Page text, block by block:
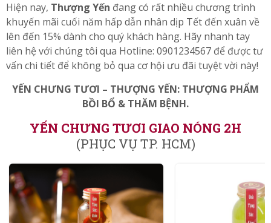
Hiện nay, Thượng Yến đang có rất nhiều chương trình
khuyến mãi cuối năm hấp dẫn nhân dịp Tết đến xuân về
lên đến 15% dành cho quý khách hàng. Hãy nhanh tay
liên hệ với chúng tôi qua Hotline: 0901234567 để được tư
vấn chi tiết để không bỏ qua cơ hội ưu đãi tuyệt vời này!
YẾN CHƯNG TƯƠI – THƯỢNG YẾN: THƯỢNG PHẨM
BỒI BỔ & THĂM BỆNH.
YẾN CHƯNG TƯƠI GIAO NÓNG 2H
(PHỤC VỤ TP. HCM)